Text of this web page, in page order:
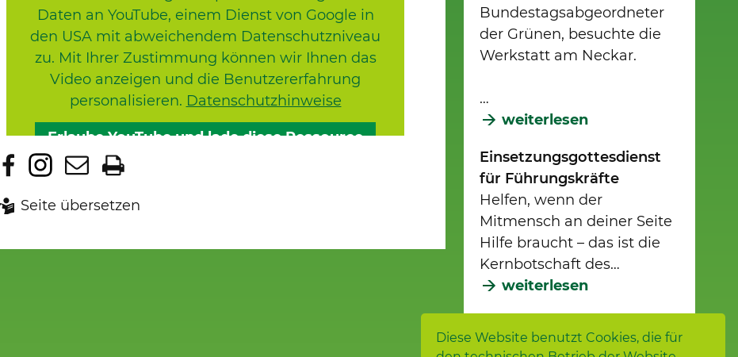
Diese Website benutzt Cookies, die für
Daten an YouTube, einem Dienst von Google in
den USA mit abweichendem Datenschutzniveau
zu. Mit Ihrer Zustimmung können wir Ihnen das
Video anzeigen und die Benutzererfahrung
personalisieren. Datenschutzhinweise
Erlaube YouTube und lade diese Ressource
Seite übersetzen
Bundestagsabgeordneter
der Grünen, besuchte die
Werkstatt am Neckar.
…
weiterlesen
Einsetzungsgottesdienst
für Führungskräfte
Helfen, wenn der
Mitmensch an deiner Seite
Hilfe braucht – das ist die
Kernbotschaft des…
weiterlesen
gemeinsam gepackt!